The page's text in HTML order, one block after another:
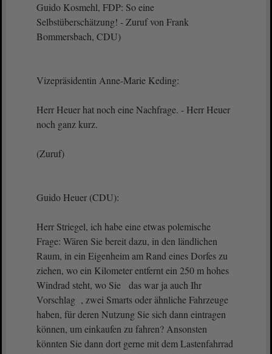
Guido Kosmehl, FDP: So eine
Selbstüberschätzung! - Zuruf von Frank
Bommersbach, CDU)
Vizepräsidentin Anne-Marie Keding:
Herr Heuer hat noch eine Nachfrage. - Herr Heuer
noch ganz kurz.
(Zuruf)
Guido Heuer (CDU):
Herr Striegel, ich habe eine etwas polemische
Frage: Wären Sie bereit dazu, in den ländlichen
Raum, in ein Eigenheim am Rand eines Dorfes zu
ziehen, wo ein Kilometer entfernt ein 250 m hohes
Windrad steht, wo Sie das war ja auch Ihr
Vorschlag , zwei Smarts oder ähnliche Fahrzeuge
haben, für deren Nutzung Sie sich dann eintragen
können, um einkaufen zu fahren? Ansonsten
könnten Sie dann dort gerne mit dem Lastenfahrrad